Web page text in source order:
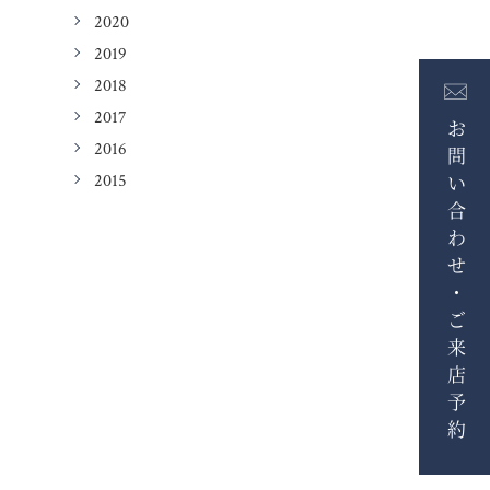
2020
2019
2018
2017
2016
2015
お問い合わせ・ご来店予約